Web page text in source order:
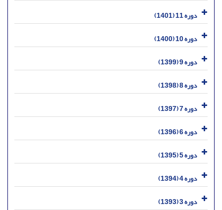
دوره 11 (1401)
دوره 10 (1400)
دوره 9 (1399)
دوره 8 (1398)
دوره 7 (1397)
دوره 6 (1396)
دوره 5 (1395)
دوره 4 (1394)
دوره 3 (1393)